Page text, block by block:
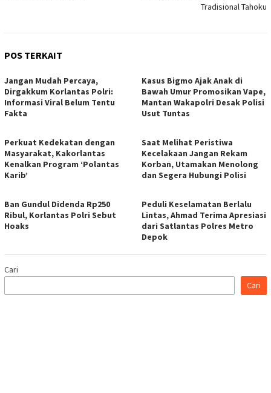
Tradisional Tahoku
POS TERKAIT
Jangan Mudah Percaya,
Dirgakkum Korlantas Polri:
Informasi Viral Belum Tentu
Fakta
Kasus Bigmo Ajak Anak di
Bawah Umur Promosikan Vape,
Mantan Wakapolri Desak Polisi
Usut Tuntas
Perkuat Kedekatan dengan
Masyarakat, Kakorlantas
Kenalkan Program ‘Polantas
Karib’
Saat Melihat Peristiwa
Kecelakaan Jangan Rekam
Korban, Utamakan Menolong
dan Segera Hubungi Polisi
Ban Gundul Didenda Rp250
Ribul, Korlantas Polri Sebut
Hoaks
Peduli Keselamatan Berlalu
Lintas, Ahmad Terima Apresiasi
dari Satlantas Polres Metro
Depok
Cari
Cari